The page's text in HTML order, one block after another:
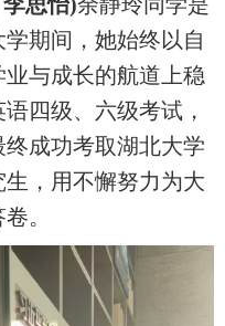
期间，她始终以自
与成长的航道上稳
四级、六级考试，
成功考取湖北大学
，用不懈努力为大
。